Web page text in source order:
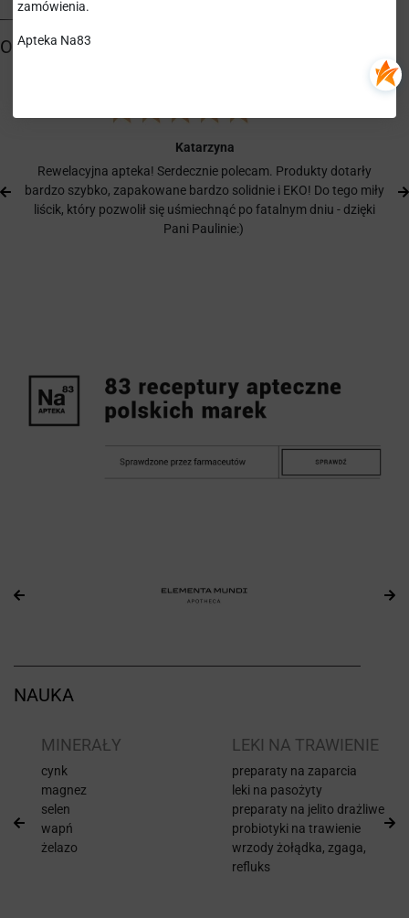
Katarzyna
Rewelacyjna apteka! Serdecznie polecam. Produkty dotarły
bardzo szybko, zapakowane bardzo solidnie i EKO! Do tego miły
liścik, który pozwolił się uśmiechnąć po fatalnym dniu - dzięki
Pani Paulinie:)
NAUKA
MINERAŁY
cynk
magnez
selen
wapń
żelazo
LEKI NA TRAWIENIE
preparaty na zaparcia
leki na pasożyty
preparaty na jelito drażliwe
probiotyki na trawienie
wrzody żołądka, zgaga,
refluks
zamówienia.
Apteka Na83